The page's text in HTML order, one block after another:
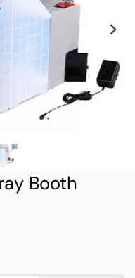
Booth